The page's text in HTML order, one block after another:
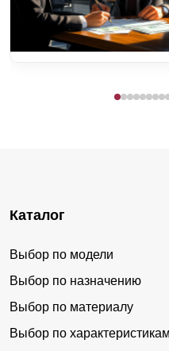
Каталог
Выбор по модели
Выбор по назначению
Выбор по материалу
Выбор по характеристикам